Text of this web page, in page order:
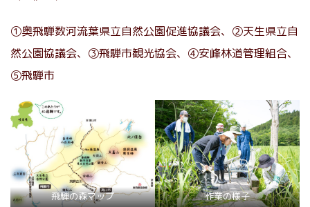
①奥飛騨数河流葉県立自然公園促進協議会、②天生県立自
然公園協議会、③飛騨市観光協会、④安峰林道管理組合、
⑤飛騨市
飛騨の森マップ 作業の様子